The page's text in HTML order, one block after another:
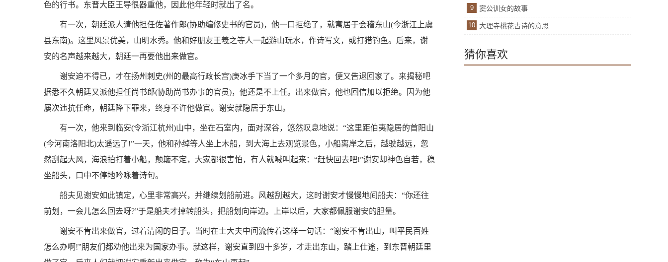
色的行书。东晋大臣王导很器重他，因此他年轻时就出了名。
有一次，朝廷派人请他担任佐著作郎(协助编修史书的官员)，他一口拒绝了，就寓居于会稽东山(今浙江上虞
县东南)。这里风景优美，山明水秀。他和好朋友王羲之等人一起游山玩水，作诗写文，或打猎钓鱼。后来，谢
安的名声越来越大，朝廷一再要他出来做官。
谢安迫不得已，才在扬州刺史(州的最高行政长宫)庚冰手下当了一个多月的官，便又告退回家了。来揭秘吧
据悉不久朝廷又派他担任尚书郎(协助尚书办事的官员)，他还是不上任。出来做官，他也回信加以拒绝。因为他
屡次违抗任命，朝廷降下罪来，终身不许他做官。谢安就隐居于东山。
有一次，他来到临安(令浙江杭州)山中，坐在石室内，面对深谷，悠然叹息地说：“这里距伯夷隐居的首阳山
(今河南洛阳北)太遥远了!”一天，他和孙绰等人坐上木船，到大海上去观览景色，小船离岸之后，越驶越远，忽
然刮起大风，海浪拍打着小船，颠簸不定，大家都很害怕，有人就喊叫起来：“赶快回去吧!”谢安却神色自若，稳
坐船头，口中不停地吟咏着诗句。
船夫见谢安如此镇定，心里非常高兴，并继续划船前进。风越刮越大，这时谢安才慢慢地间船夫：“你还往
前划，一会儿怎么回去呀?”于是船夫才掉转船头，把船划向岸边。上岸以后，大家都佩服谢安的胆量。
谢安不肯出来做官，过着清闲的日子。当时在士大夫中间流传着这样一句话：“谢安不肯出山，叫平民百姓
怎么办啊!”朋友们都劝他出来为国家办事。就这样，谢安直到四十多岁，才走出东山，踏上仕途，到东晋朝廷里
9 窦公训女的故事
10 大理寺桃花古诗的意思
猜你喜欢